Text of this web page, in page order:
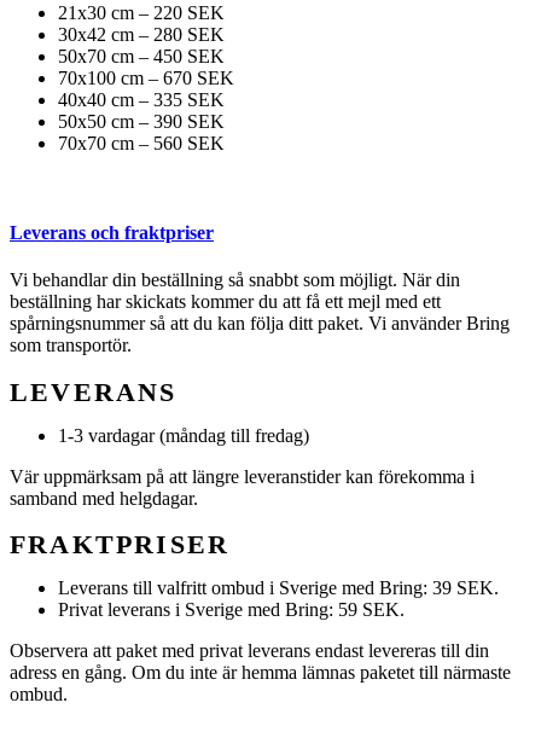
21x30 cm – 220 SEK
30x42 cm – 280 SEK
50x70 cm – 450 SEK
70x100 cm – 670 SEK
40x40 cm – 335 SEK
50x50 cm – 390 SEK
70x70 cm – 560 SEK
Leverans och fraktpriser
Vi behandlar din beställning så snabbt som möjligt. När din
beställning har skickats kommer du att få ett mejl med ett
spårningsnummer så att du kan följa ditt paket. Vi använder Bring
som transportör.
LEVERANS
1-3 vardagar (måndag till fredag)
Vär uppmärksam på att längre leveranstider kan förekomma i
samband med helgdagar.
FRAKTPRISER
Leverans till valfritt ombud i Sverige med Bring: 39 SEK.
Privat leverans i Sverige med Bring: 59 SEK.
Observera att paket med privat leverans endast levereras till din
adress en gång. Om du inte är hemma lämnas paketet till närmaste
ombud.